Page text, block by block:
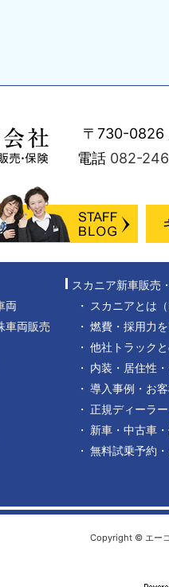
〒730-0826
電話 082-
両
車両販売
スカニア新車販売
スカニアとは
燃費・採用力
他社トラック
内装・居住性
導入事例・お
正規ディーラ
新車・中古車
無料試乗予約
Copyright © エー